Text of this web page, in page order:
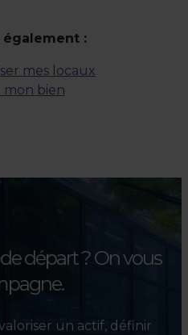
également :
mes locaux
mon bien
départ ?On vous
un actif, définir